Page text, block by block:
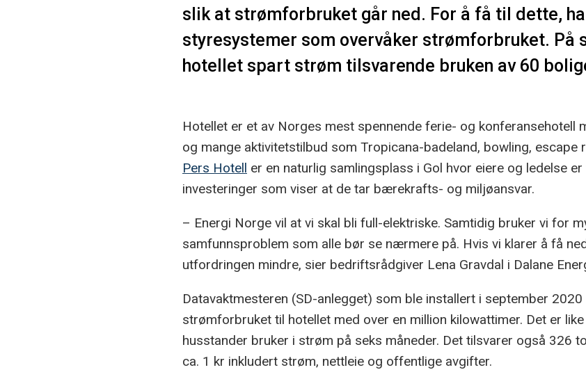
slik at strømforbruket går ned. For å få til dette,
styresystemer som overvåker strømforbruket. På
hotellet spart strøm tilsvarende bruken av 60
Hotellet er et av Norges mest spennende ferie- og konferansehotell
og mange aktivitetstilbud som Tropicana-badeland, bowling, escape
Pers Hotell er en naturlig samlingsplass i Gol hvor eiere og ledelse
investeringer som viser at de tar bærekrafts- og miljøansvar.
– Energi Norge vil at vi skal bli full-elektriske. Samtidig bruker vi for
samfunnsproblem som alle bør se nærmere på. Hvis vi klarer å få
utfordringen mindre, sier bedriftsrådgiver Lena Gravdal i Dalane
Datavaktmesteren (SD-anlegget) som ble installert i september
strømforbruket til hotellet med over en million kilowattimer. Det er
husstander bruker i strøm på seks måneder. Det tilsvarer også 326
ca. 1 kr inkludert strøm, nettleie og offentlige avgifter.